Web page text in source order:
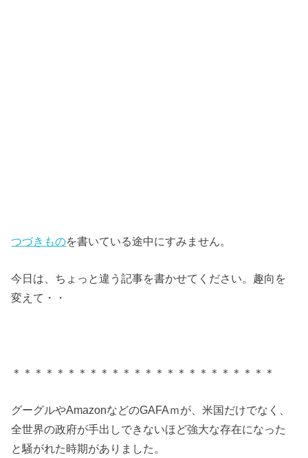
つづきものを書いている途中にすみません。
今日は、ちょっと違う記事を書かせてください。趣向を
変えて・・
＊＊＊＊＊＊＊＊＊＊＊＊＊＊＊＊＊＊＊＊＊＊＊＊
グーグルやAmazonなどのGAFAｍが、米国だけでなく、
全世界の政府が手出しできないほど強大な存在になった
と騒がれた時期がありました。